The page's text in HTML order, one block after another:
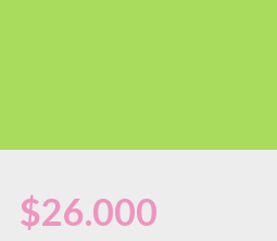
$26.000